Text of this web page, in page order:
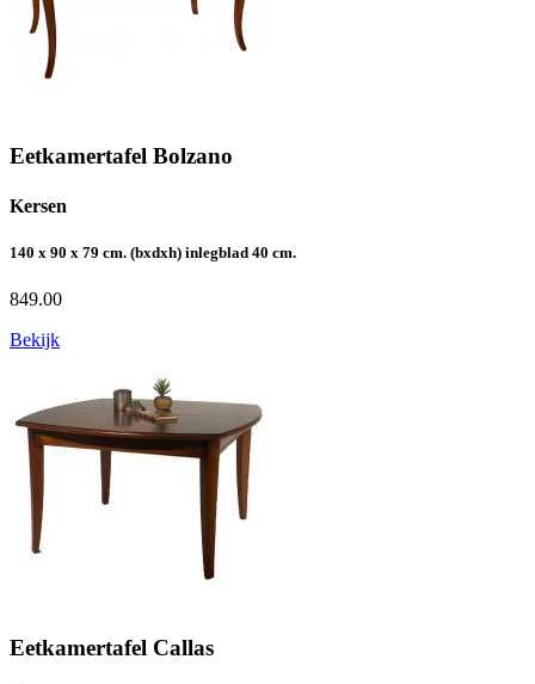
Eetkamertafel Bolzano
Kersen
140 x 90 x 79 cm. (bxdxh) inlegblad 40 cm.
849.00
Bekijk
Eetkamertafel Callas